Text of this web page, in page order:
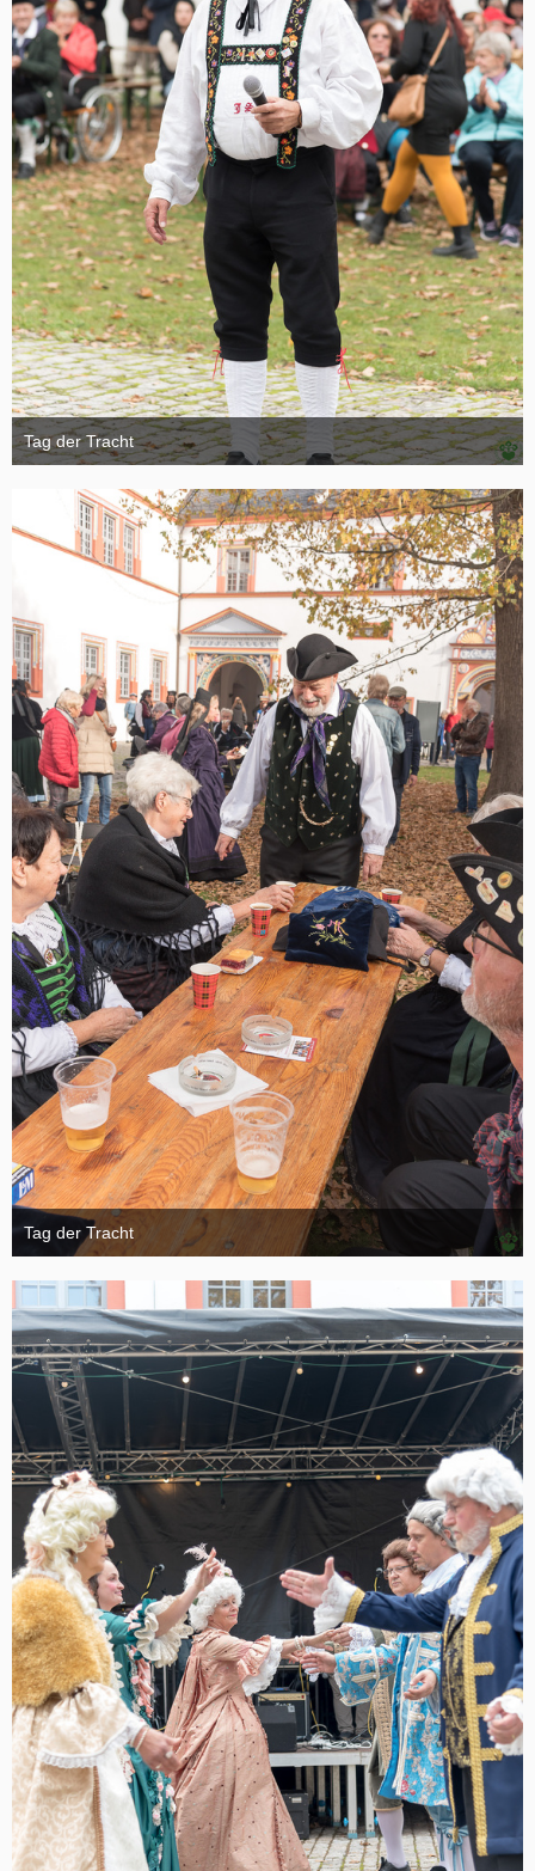
Tag der Tracht
6. November 2024
Tag der Tracht
6. November 2024